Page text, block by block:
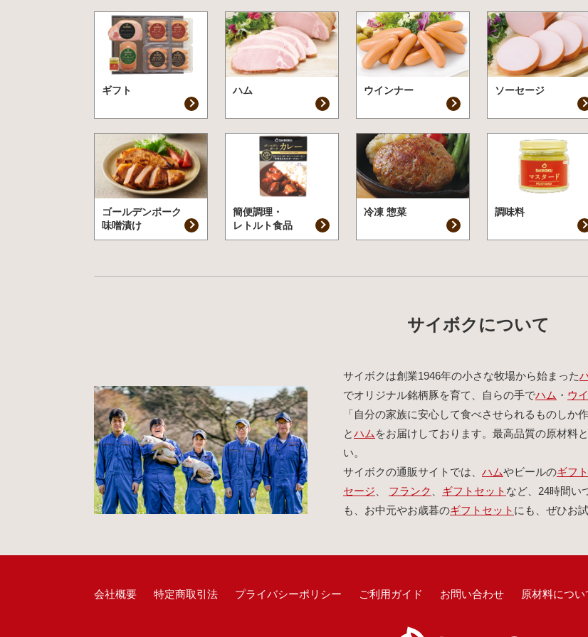
ギフト ハム ウインナー ソーセージ
ゴールデンポーク
味噌漬け
簡便調理・
レトルト食品
冷凍 惣菜 調味料
サイボクについて
サイボクは創業1946年の小さな牧場から始まった
でオリジナル銘柄豚を育て、自らの手でハム ・ ウ
「自分の家族に安心して食べさせられるものし
とハム をお届けしております。最高品質の原材料
い。
サイボクの通販サイトでは、 ハムやビールのギフト
セージ
フランク ギフトセット など、24時間い
も、お中元やお歳暮のギフトセット にも、ぜひお
会社概要 特定商取引法 プライバシーポリシー ご利用ガイド お問い合わせ 原材料につい